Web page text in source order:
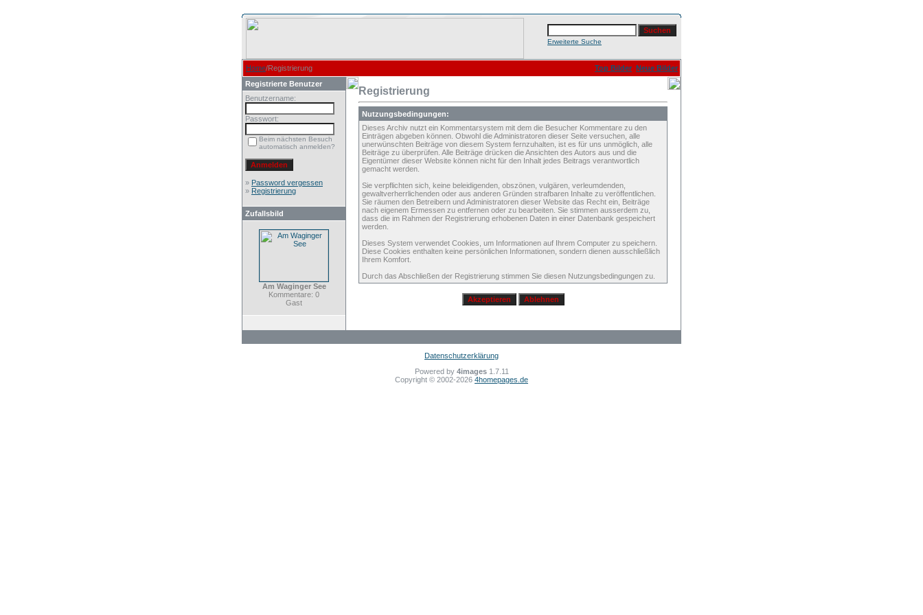
Erweiterte Suche
Home/Registrierung Top Bilder Neue Bilder
Registrierte Benutzer
Benutzername:
Passwort:
Beim nächsten Besuch
automatisch anmelden?
» Password vergessen
» Registrierung
Zufallsbild
Am Waginger See
Kommentare: 0
Gast
Registrierung
Nutzungsbedingungen:
Dieses Archiv nutzt ein Kommentarsystem mit dem die Besucher Kommentare zu den
Einträgen abgeben können. Obwohl die Administratoren dieser Seite versuchen, alle
unerwünschten Beiträge von diesem System fernzuhalten, ist es für uns unmöglich, alle
Beiträge zu überprüfen. Alle Beiträge drücken die Ansichten des Autors aus und die
Eigentümer dieser Website können nicht für den Inhalt jedes Beitrags verantwortlich
gemacht werden.
Sie verpflichten sich, keine beleidigenden, obszönen, vulgären, verleumdenden,
gewaltverherrlichenden oder aus anderen Gründen strafbaren Inhalte zu veröffentlichen.
Sie räumen den Betreibern und Administratoren dieser Website das Recht ein, Beiträge
nach eigenem Ermessen zu entfernen oder zu bearbeiten. Sie stimmen ausserdem zu,
dass die im Rahmen der Registrierung erhobenen Daten in einer Datenbank gespeichert
werden.
Dieses System verwendet Cookies, um Informationen auf Ihrem Computer zu speichern.
Diese Cookies enthalten keine persönlichen Informationen, sondern dienen ausschließlich
Ihrem Komfort.
Durch das Abschließen der Registrierung stimmen Sie diesen Nutzungsbedingungen zu.
Datenschutzerklärung
Powered by 4images1.7.11
Copyright © 2002-2026 4homepages.de